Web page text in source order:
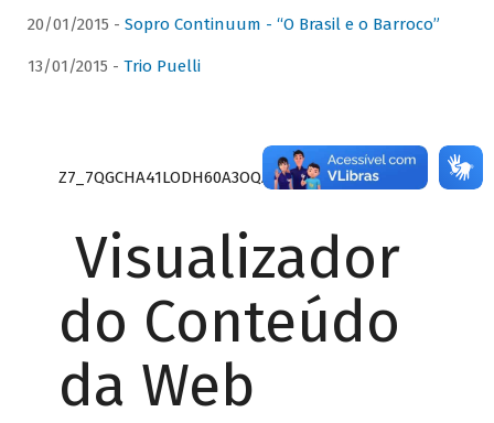
20/01/2015 - Sopro Continuum - “O Brasil e o Barroco”
13/01/2015 - Trio Puelli
Z7_7QGCHA41LODH60A3OQA8RN1415
Visualizador
do Conteúdo
da Web